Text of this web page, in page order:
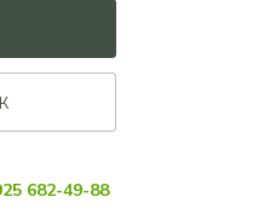
682-49-88